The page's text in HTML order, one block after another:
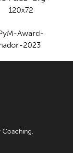
Coaching.